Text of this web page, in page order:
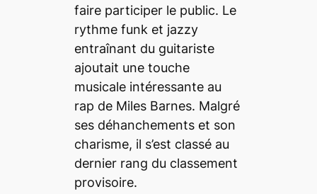
faire participer le public. Le
rythme funk et jazzy
entraînant du guitariste
ajoutait une touche
musicale intéressante au
rap de Miles Barnes. Malgré
ses déhanchements et son
charisme, il s’est classé au
dernier rang du classement
provisoire.